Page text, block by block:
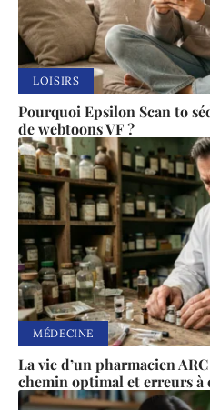
LOISIRS
Pourquoi Epsilon Scan to
de webtoons VF ?
MÉDECINE
La vie d’un pharmacien
chemin optimal et erreurs à